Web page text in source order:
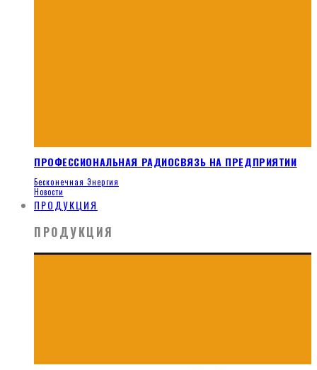
ПРОФЕССИОНАЛЬНАЯ РАДИОСВЯЗЬ НА ПРЕДПРИЯТИИ
Бесконечная Энергия
Новости
ПРОДУКЦИЯ
ПРОДУКЦИЯ